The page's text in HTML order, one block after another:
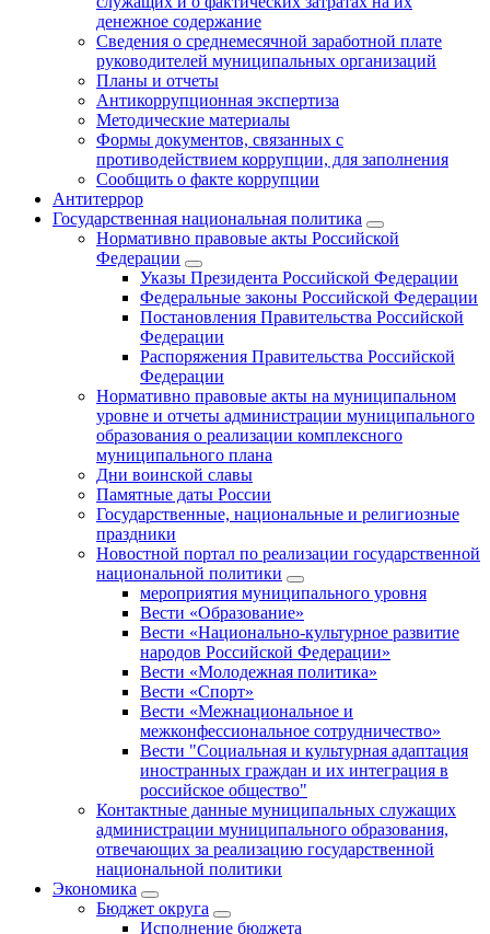
денежное содержание
Сведения о среднемесячной заработной плате
руководителей муниципальных организаций
Планы и отчеты
Антикоррупционная экспертиза
Методические материалы
Формы документов, связанных с
противодействием коррупции, для заполнения
Сообщить о факте коррупции
Антитеррор
Государственная национальная политика
Нормативно правовые акты Российской
Федерации
Указы Президента Российской Федерации
Федеральные законы Российской Федерации
Постановления Правительства Российской
Федерации
Распоряжения Правительства Российской
Федерации
Нормативно правовые акты на муниципальном
уровне и отчеты администрации муниципального
образования о реализации комплексного
муниципального плана
Дни воинской славы
Памятные даты России
Государственные, национальные и религиозные
праздники
Новостной портал по реализации государственной
национальной политики
мероприятия муниципального уровня
Вести «Образование»
Вести «Национально-культурное развитие
народов Российской Федерации»
Вести «Молодежная политика»
Вести «Спорт»
Вести «Межнациональное и
межконфессиональное сотрудничество»
Вести "Социальная и культурная адаптация
иностранных граждан и их интеграция в
российское общество"
Контактные данные муниципальных служащих
администрации муниципального образования,
отвечающих за реализацию государственной
национальной политики
Экономика
Бюджет округa
Исполнение бюджета